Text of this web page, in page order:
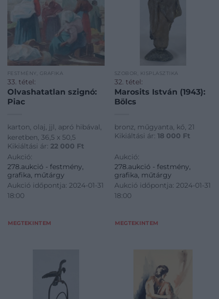
FESTMÉNY, GRAFIKA
33. tétel:
Olvashatatlan szignó:
Piac
karton, olaj, jjl, apró hibával,
keretben, 36,5 x 50,5
Kikiáltási ár: 22 000 Ft
Aukció:
278.aukció - festmény,
grafika, műtárgy
Aukció időpontja: 2024-01-31
18:00
MEGTEKINTEM
SZOBOR, KISPLASZTIKA
32. tétel:
Marosits István (1943):
Bölcs
bronz, műgyanta, kő, 21
Kikiáltási ár: 18 000 Ft
Aukció:
278.aukció - festmény,
grafika, műtárgy
Aukció időpontja: 2024-01-31
18:00
MEGTEKINTEM